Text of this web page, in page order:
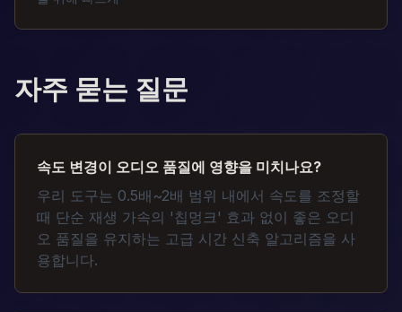
자주 묻는 질문
속도 변경이 오디오 품질에 영향을 미치나요?
우리 도구는 0.5배~2배 범위 내에서 속도를 조정할
때 단순 재생 가속의 '칩멍크' 효과 없이 좋은 오디
오 품질을 유지하는 고급 시간 신축 알고리즘을 사
용합니다.